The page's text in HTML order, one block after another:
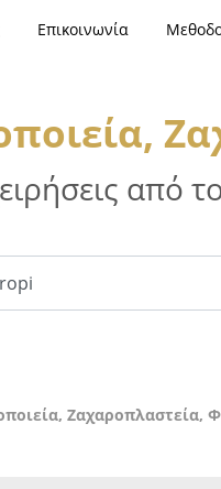
Επικοινωνία
από
Ζαχαροπλαστεία,